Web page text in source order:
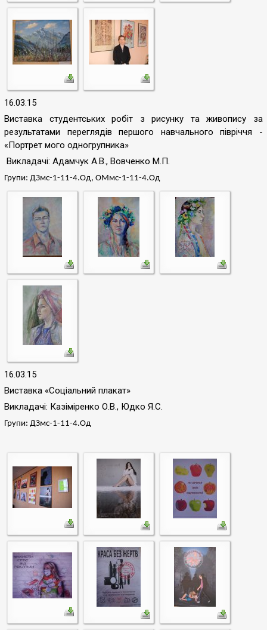
16.03.15
Виставка студентських робіт
з рисунку та живопису
за
результатами
переглядів першого навчального півріччя -
«Портрет мого одногрупника»
Викладачі: Адамчук А.В., Вовченко М.П.
Групи: ДЗмс-1-11-4.Од, ОМмс-1-11-4.Од
16.03.15
Виставка «Соціальний плакат»
Викладачі: Казіміренко О.В., Юдко Я.С.
Групи: ДЗмс-1-11-4.Од